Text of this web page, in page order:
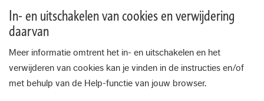
In- en uitschakelen van cookies en verwijdering
daarvan
Meer informatie omtrent het in- en uitschakelen en het
verwijderen van cookies kan je vinden in de instructies en/of
met behulp van de Help-functie van jouw browser.